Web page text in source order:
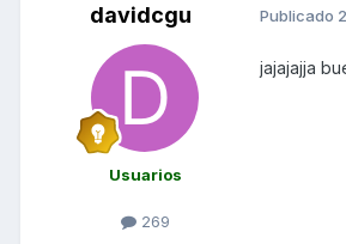
davidcgu
Usuarios
269
Publicado
jajajajja